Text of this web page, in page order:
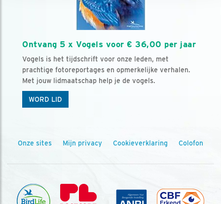
Ontvang 5 x Vogels voor € 36,00 per jaar
Vogels is het tijdschrift voor onze leden, met
prachtige fotoreportages en opmerkelijke verhalen.
Met jouw lidmaatschap help je de vogels.
WORD LID
Onze sites Mijn privacy Cookieverklaring Colofon